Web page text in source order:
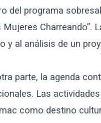
del programa
Mujeres Charreando”.
y al análisis de un
parte, la agenda
Las
como destino